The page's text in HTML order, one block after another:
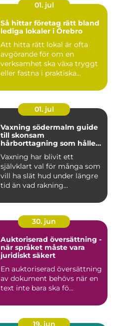
01. jul
Så hittar företag rätt bland
lediga lokaler i Örebro
Att hitta rätt lokal är ofta
avgörande för om en
verksamhet ska växa tryggt
eller fastna i praktiska...
01. jul
Vaxning södermalm guide
till skonsam
hårborttagning som håller
Vaxning har blivit ett
självklart val för många som
vill ha slät hud under längre
tid än vad rakning...
30. jun
Auktoriserad översättning -
när språket måste vara
juridiskt säkert
En auktoriserad översättning
av dokument behövs när en
text inte bara ska fö...
19. jun